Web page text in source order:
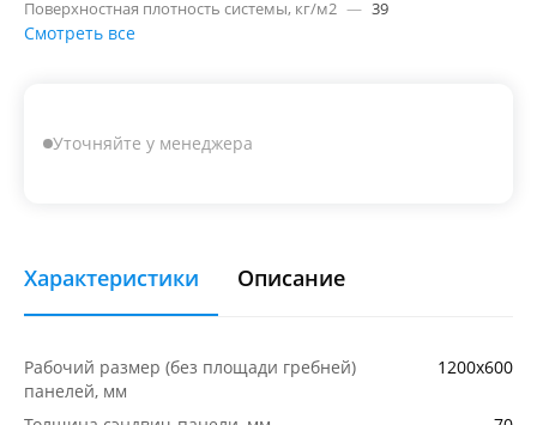
Поверхностная плотность системы, кг/м2 — 39
Смотреть все
Уточняйте у менеджера
Характеристики Описание
Рабочий размер (без площади гребней)
панелей, мм
1200х600